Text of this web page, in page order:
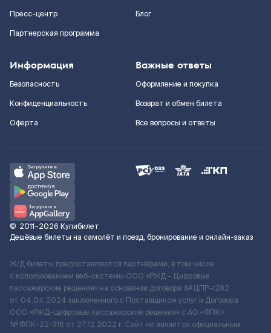
Пресс-центр
Партнерская программа
Блог
Информация
Безопасность
Конфиденциальность
Оферта
Важные ответы
Оформление и покупка
Возврат и обмен билета
Все вопросы и ответы
© 2011–2026 Купибилет
Дешёвые билеты на самолёт и поезд, бронирование и онлайн-заказ
Ж/Д билеты предоставляются партнёрами, в том числе
с использованием веб-системы ООО «РЖД – Цифровые
пассажирские решения» на основании договора № ЦПР-1282
от 04.04.2024 заключенного с Поставщиком услуг и Договора
ООО «РЖД-Цифровые пассажирские решения» c АО «ФПК»
№ ФПК-22-316 от 27.12.2022 г. Сайт не является официальным